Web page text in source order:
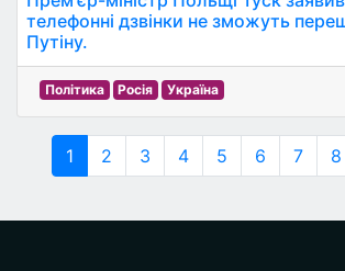
телефонні дзвінки не зможуть
Путіну.
Політика Росія Україна
1 2 3 4 5 6 7 8